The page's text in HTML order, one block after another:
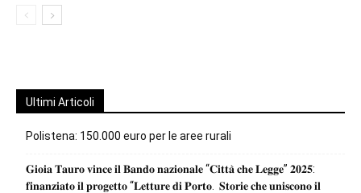
Ultimi Articoli
Polistena: 150.000 euro per le aree rurali
𝐆𝐢𝐨𝐢𝐚 𝐓𝐚𝐮𝐫𝐨 𝐯𝐢𝐧𝐜𝐞 𝐢𝐥 𝐁𝐚𝐧𝐝𝐨 𝐧𝐚𝐳𝐢𝐨𝐧𝐚𝐥𝐞 “𝐂𝐢𝐭𝐭𝐚̀ 𝐜𝐡𝐞 𝐋𝐞𝐠𝐠𝐞” 𝟐𝟎𝟐𝟓:
𝐟𝐢𝐧𝐚𝐧𝐳𝐢𝐚𝐭𝐨 𝐢𝐥 𝐩𝐫𝐨𝐠𝐞𝐭𝐭𝐨 “𝐋𝐞𝐭𝐭𝐮𝐫𝐞 𝐝𝐢 𝐏𝐨𝐫𝐭𝐨. 𝐒𝐭𝐨𝐫𝐢𝐞 𝐜𝐡𝐞 𝐮𝐧𝐢𝐬𝐜𝐨𝐧𝐨 𝐢𝐥